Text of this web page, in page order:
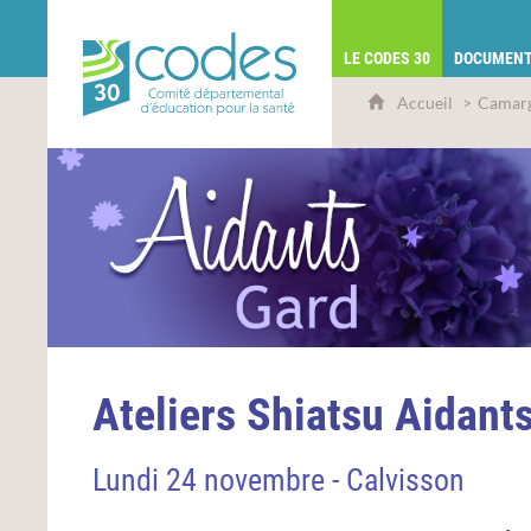
LE CODES 30
Accueil
Ateliers Shiatsu
Lundi 24 novembre - Calvisson